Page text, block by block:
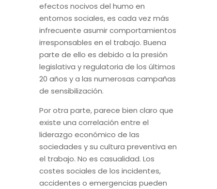
efectos nocivos del humo en
entornos sociales, es cada vez más
infrecuente asumir comportamientos
irresponsables en el trabajo. Buena
parte de ello es debido a la presión
legislativa y regulatoria de los últimos
20 años y a las numerosas campañas
de sensibilización.
Por otra parte, parece bien claro que
existe una correlación entre el
liderazgo económico de las
sociedades y su cultura preventiva en
el trabajo. No es casualidad. Los
costes sociales de los incidentes,
accidentes o emergencias pueden